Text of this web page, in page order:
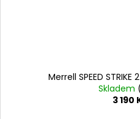
Merrell SPEED
Skladem
3 190